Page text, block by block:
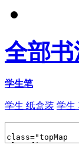
全部
学生笔
学生 纸盒装 学生